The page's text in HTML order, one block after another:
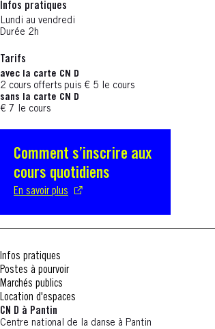
Infos pratiques
Lundi au vendredi
Durée 2h
Tarifs
avec la carte CN D
2 cours offerts puis € 5 le cours
sans la carte CN D
€ 7 le cours
Comment s’inscrire aux
cours quotidiens
En savoir plus
S'ouvre dans une nouvelle fenêtre
Infos pratiques
Postes à pourvoir
Marchés publics
Location d'espaces
CN D à Pantin
Centre national de la danse à Pantin